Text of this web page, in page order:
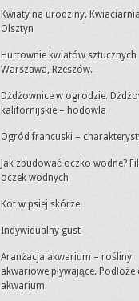
Kwiaty na urodziny.
Olsztyn
Hurtownie kwiatów sztucznych
Warszawa, Rzeszów.
Dżdżownice w ogrodzie.
kalifornijskie – hodowla
Ogród francuski –
Jak zbudować oczko wodne?
oczek wodnych
Kot w psiej skórze
Indywidualny gust
Aranżacja akwarium – rośliny
akwariowe pływające. Podłoże
akwarium